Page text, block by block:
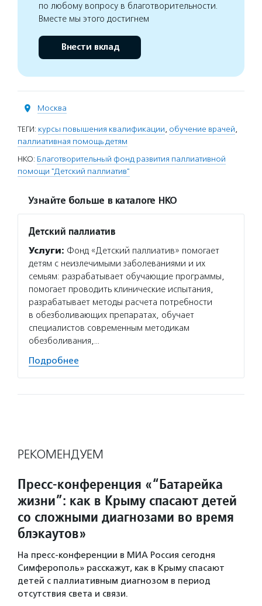
по любому вопросу в благотворительности.
Вместе мы этого достигнем
Внести вклад
Москва
ТЕГИ: курсы повышения квалификации, обучение врачей,
паллиативная помощь детям
НКО: Благотворительный фонд развития паллиативной
помощи "Детский паллиатив"
Узнайте больше в каталоге НКО
Детский паллиатив
Услуги: Фонд «Детский паллиатив» помогает
детям с неизлечимыми заболеваниями и их
семьям: разрабатывает обучающие программы,
помогает проводить клинические испытания,
разрабатывает методы расчета потребности
в обезболивающих препаратах, обучает
специалистов современным методикам
обезболивания,…
Подробнее
РЕКОМЕНДУЕМ
Пресс-конференция «“Батарейка
жизни”: как в Крыму спасают детей
со сложными диагнозами во время
блэкаутов»
На пресс-конференции в МИА Россия сегодня
Симферополь» расскажут, как в Крыму спасают
детей с паллиативным диагнозом в период
отсутствия света и связи.